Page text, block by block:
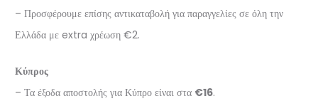
– Προσφέρουμε επίσης αντικαταβολή για παραγγελίες σε όλη την
Ελλάδα με extra χρέωση €2.
Κύπρος
– Τα έξοδα αποστολής για Κύπρο είναι στα €16.